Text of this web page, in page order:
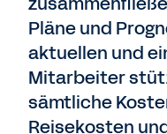
Pläne und
aktuellen und
Mitarbeiter
sämtliche
Reisekosten